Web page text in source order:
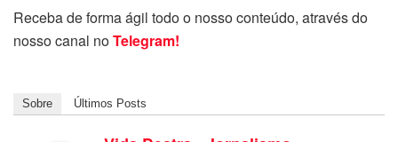
Receba de forma ágil todo o nosso conteúdo, através do
nosso canal noTelegram!
Sobre Últimos Posts